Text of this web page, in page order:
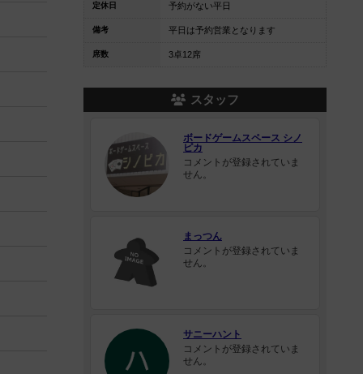
定休日 予約がない平日
備考 平日は予約営業となります
席数 3卓12席
スタッフ
ボードゲームスペース シノ
ピカ
コメントが登録されていま
せん。
まっつん
コメントが登録されていま
せん。
サニーハント
コメントが登録されていま
せん。